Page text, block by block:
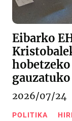
Eibarko
2026/07/24
POLITIKA